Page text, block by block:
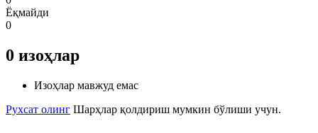
Ёқмайди
0
0 изоҳлар
Изоҳлар мавжуд емас
Рухсат олинг Шарҳлар қолдириш мумкин бўлиши учун.